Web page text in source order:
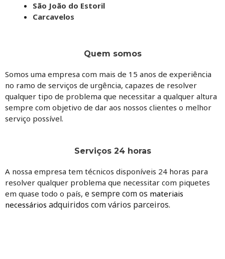
São João do Estoril
Carcavelos
Quem somos
Somos uma empresa com mais de 15 anos de experiência
no ramo de serviços de urgência, capazes de resolver
qualquer tipo de problema que necessitar a qualquer altura
sempre com objetivo de dar aos nossos clientes o melhor
serviço possível.
Serviços 24 horas
A nossa empresa tem técnicos disponíveis 24 horas para
resolver qualquer problema que necessitar com piquetes
em quase todo o país, e sempre com os materiais
necessários adquiridos com vários parceiros.